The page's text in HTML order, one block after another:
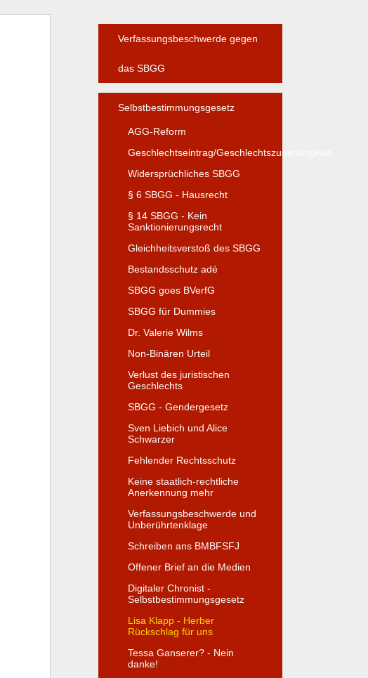
Verfassungsbeschwerde gegen
das SBGG
Selbstbestimmungsgesetz
AGG-Reform
Geschlechtseintrag/Geschlechtszugehörigkeit
Widersprüchliches SBGG
§ 6 SBGG - Hausrecht
§ 14 SBGG - Kein
Sanktionierungsrecht
Gleichheitsverstoß des SBGG
Bestandsschutz adé
SBGG goes BVerfG
SBGG für Dummies
Dr. Valerie Wilms
Non-Binären Urteil
Verlust des juristischen
Geschlechts
SBGG - Gendergesetz
Sven Liebich und Alice
Schwarzer
Fehlender Rechtsschutz
Keine staatlich-rechtliche
Anerkennung mehr
Verfassungsbeschwerde und
Unberührtenklage
Schreiben ans BMBFSFJ
Offener Brief an die Medien
Digitaler Chronist -
Selbstbestimmungsgesetz
Lisa Klapp - Herber
Rückschlag für uns
Tessa Ganserer? - Nein
danke!